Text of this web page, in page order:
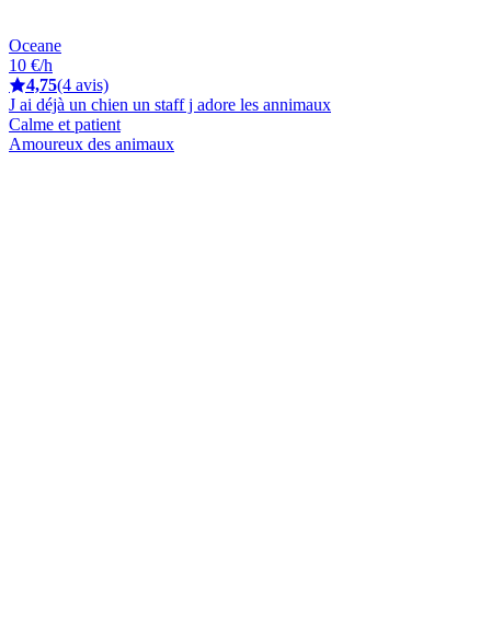
Oceane
10 €/h
4,75(4 avis)
J ai déjà un chien un staff j adore les annimaux
Calme et patient
Amoureux des animaux